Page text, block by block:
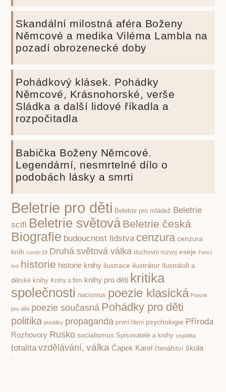
Skandální milostná aféra Boženy
Němcové a medika Viléma Lambla na
pozadí obrozenecké doby
Pohádkový klásek. Pohádky
Němcové, Krásnohorské, verše
Sládka a další lidové říkadla a
rozpočitadla
Babička Boženy Němcové.
Legendární, nesmrtelné dílo o
podobách lásky a smrti
Beletrie pro děti Beletrie pro mládež Beletrie
scifi Beletrie světováBeletrie česká
Biografie budoucnost lidstva cenzura cenzura
knih covid-19 Druhá světová válka duchovní rozvoj eseje Fencl
Ivo historie historie knihy ilustrace ilustrátor
Ilustrátoři a
dětské knihy Knihy a film knihy pro děti kritika
společnosti nacismus poezie klasická Poezie
pro děti poezie současná Pohádky pro děti
politika povidky propaganda první čtení psychologie Příroda
Rozhovory Rusko socialismus Spisovatelé a knihy stupidita
totalita vzdělávání, válka Čapek Karel čtenářství škola